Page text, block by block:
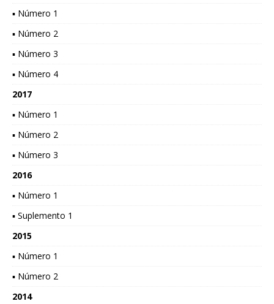
▪ Número 1
▪ Número 2
▪ Número 3
▪ Número 4
2017
▪ Número 1
▪ Número 2
▪ Número 3
2016
▪ Número 1
▪ Suplemento 1
2015
▪ Número 1
▪ Número 2
2014